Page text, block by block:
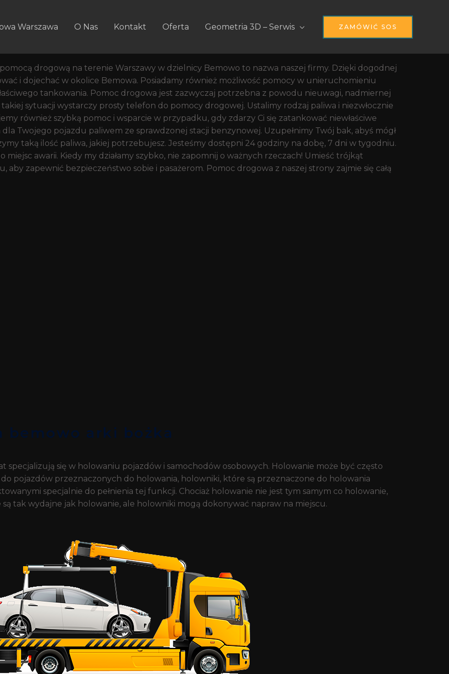
Warszawa O Nas Kontakt Oferta Geometria 3D – Serwis ZAMÓWIĆ SOS
Cenie Autoholowanie W Warszawie
ulicy Arki Bożka
drogową na terenie Warszawy w dzielnicy Bemowo to nazwa naszej firmy. Dzięki dogodnej
i dojechać w okolice Bemowa. Posiadamy również możliwość pomocy w unieruchomieniu
tankowania. Pomoc drogowa jest zazwyczaj potrzebna z powodu nieuwagi, nadmiernej
sytuacji wystarczy prosty telefon do pomocy drogowej. Ustalimy rodzaj paliwa i niezwłocznie
również szybką pomoc i wsparcie w przypadku, gdy zdarzy Ci się zatankować niewłaściwe
Twojego pojazdu paliwem ze sprawdzonej stacji benzynowej. Uzupełnimy Twój bak, abyś mógł
taką ilość paliwa, jakiej potrzebujesz. Jesteśmy dostępni 24 godziny na dobę, 7 dni w tygodniu.
awarii. Kiedy my działamy szybko, nie zapomnij o ważnych rzeczach! Umieść trójkąt
zapewnić bezpieczeństwo sobie i pasażerom. Pomoc drogowa z naszej strony zajmie się całą
bemowo arki bożka
specjalizują się w holowaniu pojazdów i samochodów osobowych. Holowanie może być często
pojazdów przeznaczonych do holowania, holowniki, które są przeznaczone do holowania
specjalnie do pełnienia tej funkcji. Chociaż holowanie nie jest tym samym co holowanie,
tak wydajne jak holowanie, ale holowniki mogą dokonywać napraw na miejscu.